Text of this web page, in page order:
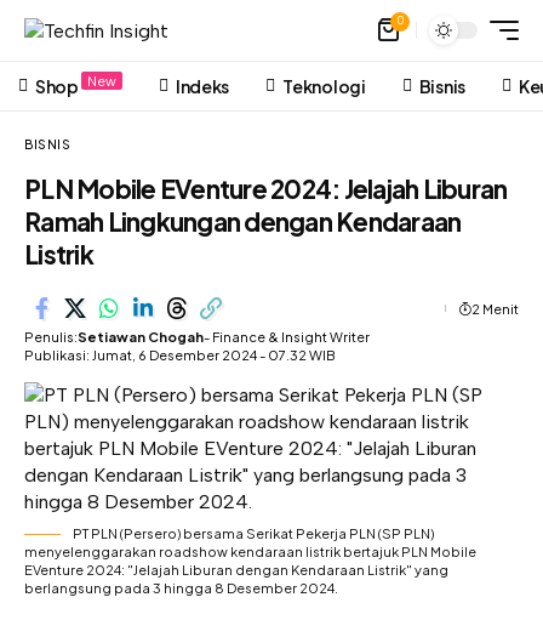
0
Shop New Indeks Teknologi Bisnis
BISNIS
PLN Mobile EVenture 2024: Jelajah Liburan
Ramah Lingkungan dengan Kendaraan
Listrik
Penulis:Setiawan Chogah- Finance & Insight Writer
Publikasi: Jumat, 6 Desember 2024 - 07.32 WIB
2 Menit
PT PLN (Persero) bersama Serikat Pekerja PLN (SP PLN)
menyelenggarakan roadshow kendaraan listrik bertajuk PLN Mobile
EVenture 2024: "Jelajah Liburan dengan Kendaraan Listrik" yang
berlangsung pada 3 hingga 8 Desember 2024.